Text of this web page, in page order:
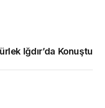
Iğdır’da Konuştu